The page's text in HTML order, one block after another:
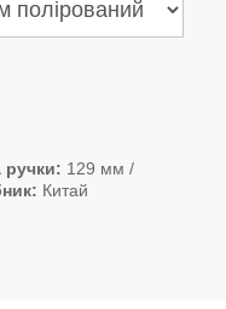
129 мм
Китай